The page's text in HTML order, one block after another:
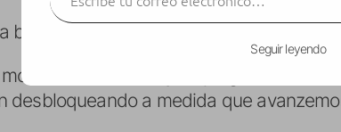
bastante a la recreativa origial y
de dificultad y de juego (Arcade,
desbloqueando a medida que
Seguir leyendo